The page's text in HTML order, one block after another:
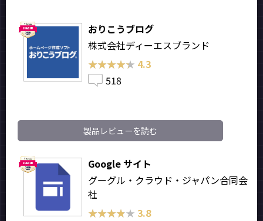
おりこうブログ
株式会社ディーエスブランド
★★★★★
★★★★★ 4.3
518
製品レビューを読む
Google サイト
グーグル・クラウド・ジャパン合同会
社
★★★★★
★★★★★ 3.8